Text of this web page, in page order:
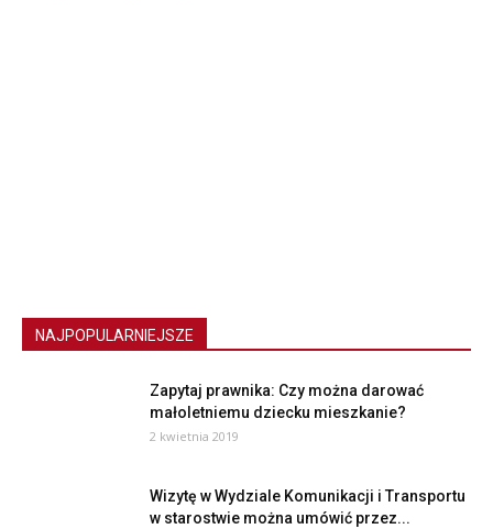
NAJPOPULARNIEJSZE
Zapytaj prawnika: Czy można darować
małoletniemu dziecku mieszkanie?
2 kwietnia 2019
Wizytę w Wydziale Komunikacji i Transportu
w starostwie można umówić przez...